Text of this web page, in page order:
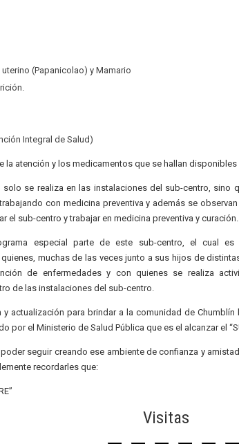
(Papanicolao) y Mamario
Integral de Salud)
atención y los medicamentos que se hallan disponibles
se realiza en las instalaciones del sub-centro, sino
con medicina preventiva y además se
el sub-centro y trabajar en medicina preventiva y curación.
especial parte de este sub-centro, el cual es
muchas de las veces junto a sus hijos de
de enfermedades y con quienes se realiza
de las instalaciones del sub-centro.
actualización para brindar a la comunidad de
por el Ministerio de Salud Pública que es el alcanzar el
seguir creando ese ambiente de confianza y
recordarles que:
Visitas